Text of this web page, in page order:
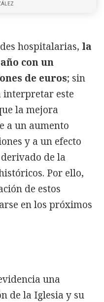
hospitalarias, la
con un
de euros; sin
interpretar este
la mejora
a un aumento
y a un efecto
de la
Por ello,
de estos
en los próximos
una
de la Iglesia y su